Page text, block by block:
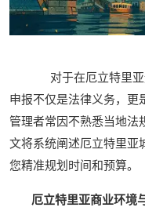
对于在厄立特里亚
申报不仅是法律义务，更
管理者常因不熟悉当地法
文将系统阐述厄立特里亚
您精准规划时间和预算。
厄立特里亚商业环境